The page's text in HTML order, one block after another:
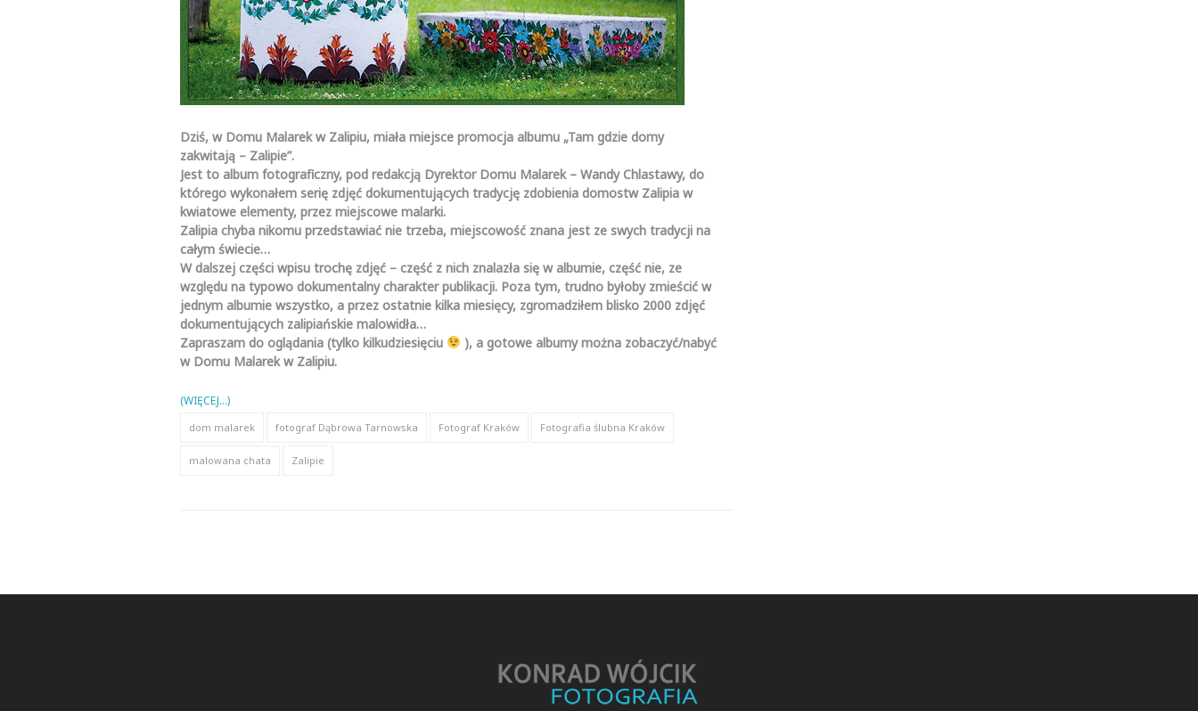
Dziś, w Domu Malarek w Zalipiu, miała miejsce promocja albumu „Tam gdzie domy
zakwitają – Zalipie”.
Jest to album fotograficzny, pod redakcją Dyrektor Domu Malarek – Wandy Chlastawy, do
którego wykonałem serię zdjęć dokumentujących tradycję zdobienia domostw Zalipia w
kwiatowe elementy, przez miejscowe malarki.
Zalipia chyba nikomu przedstawiać nie trzeba, miejscowość znana jest ze swych tradycji na
całym świecie…
W dalszej części wpisu trochę zdjęć – część z nich znalazła się w albumie, część nie, ze
względu na typowo dokumentalny charakter publikacji. Poza tym, trudno byłoby zmieścić w
jednym albumie wszystko, a przez ostatnie kilka miesięcy, zgromadziłem blisko 2000 zdjęć
dokumentujących zalipiańskie malowidła…
Zapraszam do oglądania (tylko kilkudziesięciu
), a gotowe albumy można zobaczyć/nabyć
w Domu Malarek w Zalipiu.
(WIĘCEJ…)
dom malarek fotograf Dąbrowa Tarnowska Fotograf Kraków Fotografia ślubna Kraków
malowana chata Zalipie